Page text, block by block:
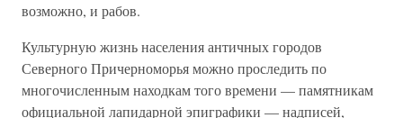
возможно, и рабов.
Культурную жизнь населения античных городов
Северного Причерноморья можно проследить по
многочисленным находкам того времени — памятникам
официальной лапидарной эпиграфики — надписей,